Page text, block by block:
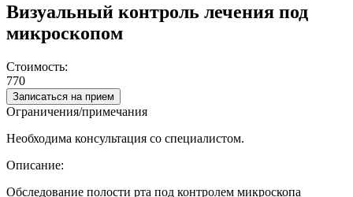
Визуальный контроль лечения под
микроскопом
Стоимость:
770
Записаться на прием
Ограничения/примечания
Необходима консультация со специалистом.
Описание:
Обследование полости рта под контролем микроскопа